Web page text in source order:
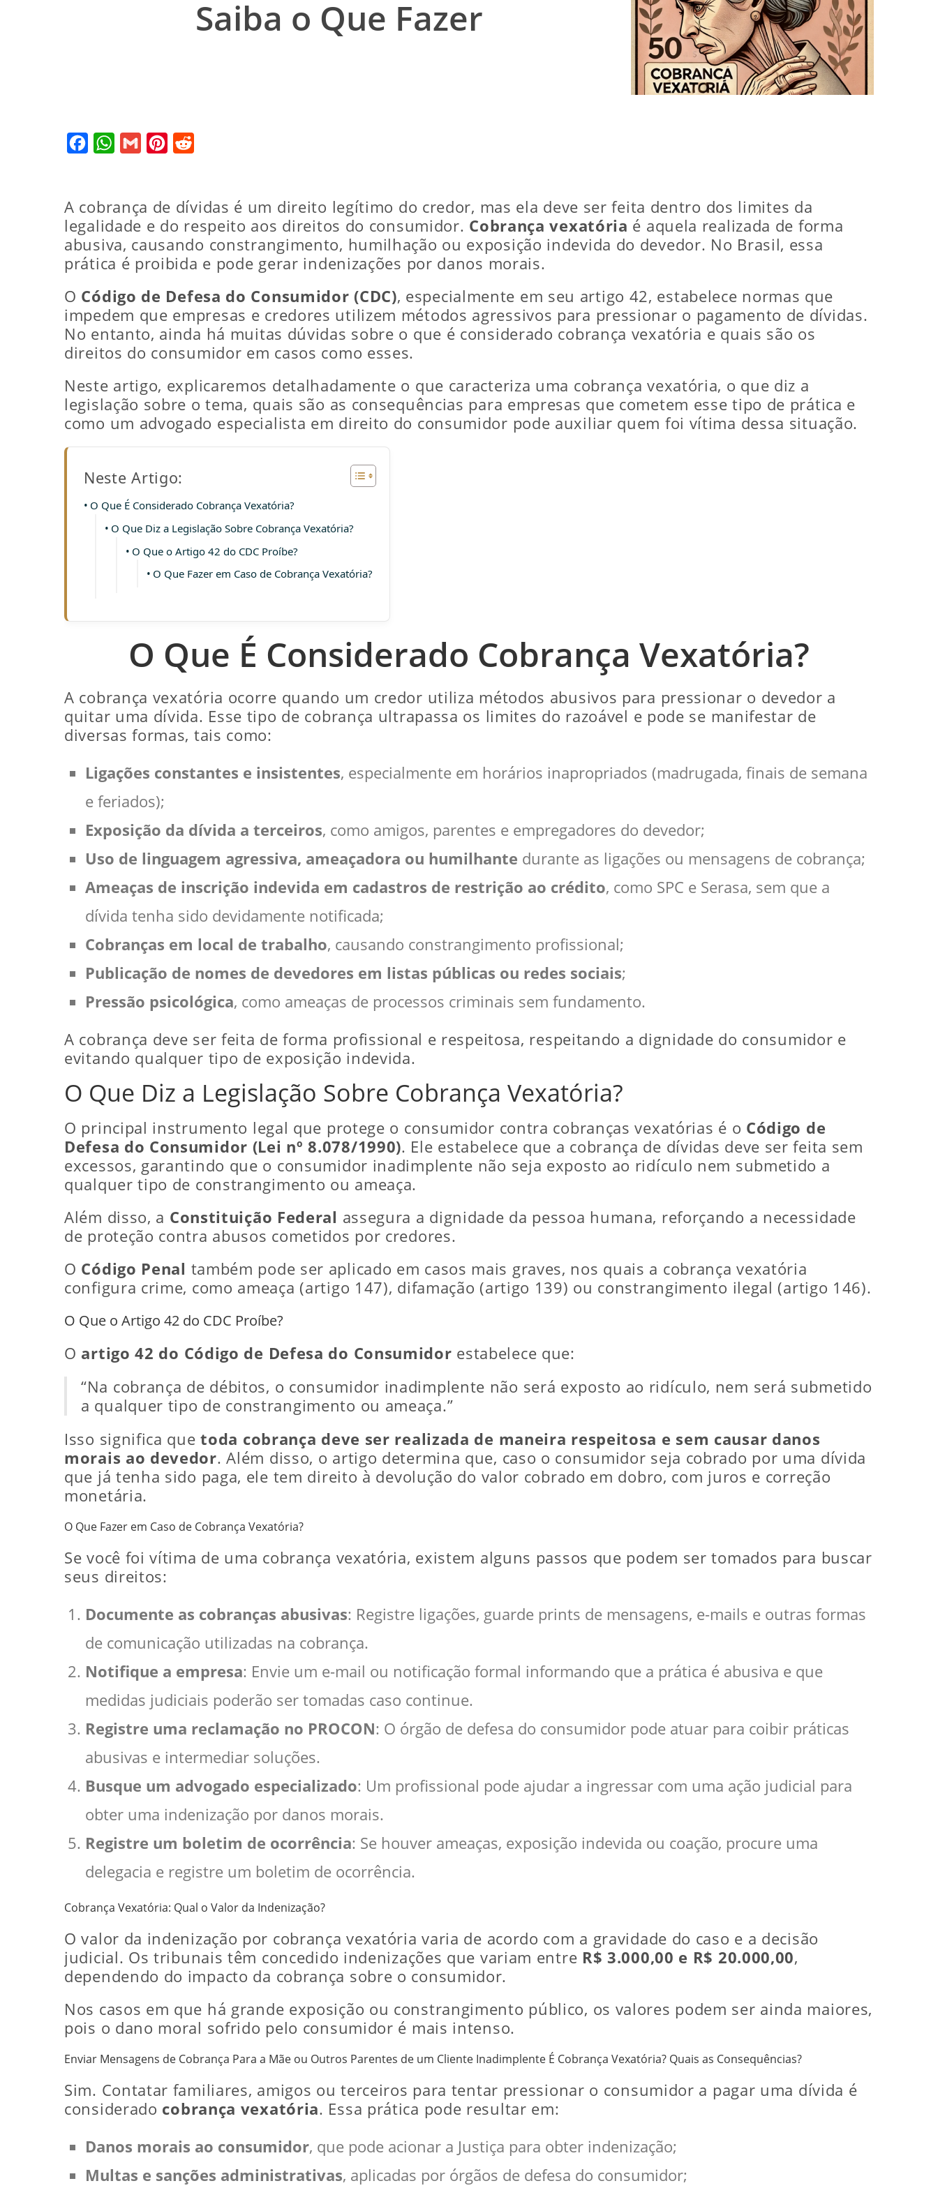
Saiba o Que Fazer
A cobrança de dívidas é um direito legítimo do credor, mas ela deve ser feita dentro dos limites da
legalidade e do respeito aos direitos do consumidor. Cobrança vexatória é aquela realizada de forma
abusiva, causando constrangimento, humilhação ou exposição indevida do devedor. No Brasil, essa
prática é proibida e pode gerar indenizações por danos morais.
O Código de Defesa do Consumidor (CDC), especialmente em seu artigo 42, estabelece normas que
impedem que empresas e credores utilizem métodos agressivos para pressionar o pagamento de dívidas.
No entanto, ainda há muitas dúvidas sobre o que é considerado cobrança vexatória e quais são os
direitos do consumidor em casos como esses.
Neste artigo, explicaremos detalhadamente o que caracteriza uma cobrança vexatória, o que diz a
legislação sobre o tema, quais são as consequências para empresas que cometem esse tipo de prática e
como um advogado especialista em direito do consumidor pode auxiliar quem foi vítima dessa situação.
Neste Artigo:
O Que É Considerado Cobrança Vexatória?
O Que Diz a Legislação Sobre Cobrança Vexatória?
O Que o Artigo 42 do CDC Proíbe?
O Que Fazer em Caso de Cobrança Vexatória?
O Que É Considerado Cobrança Vexatória?
A cobrança vexatória ocorre quando um credor utiliza métodos abusivos para pressionar o devedor a
quitar uma dívida. Esse tipo de cobrança ultrapassa os limites do razoável e pode se manifestar de
diversas formas, tais como:
Ligações constantes e insistentes, especialmente em horários inapropriados (madrugada, finais de semana
e feriados);
Exposição da dívida a terceiros, como amigos, parentes e empregadores do devedor;
Uso de linguagem agressiva, ameaçadora ou humilhante durante as ligações ou mensagens de cobrança;
Ameaças de inscrição indevida em cadastros de restrição ao crédito, como SPC e Serasa, sem que a
dívida tenha sido devidamente notificada;
Cobranças em local de trabalho, causando constrangimento profissional;
Publicação de nomes de devedores em listas públicas ou redes sociais;
Pressão psicológica, como ameaças de processos criminais sem fundamento.
A cobrança deve ser feita de forma profissional e respeitosa, respeitando a dignidade do consumidor e
evitando qualquer tipo de exposição indevida.
O Que Diz a Legislação Sobre Cobrança Vexatória?
O principal instrumento legal que protege o consumidor contra cobranças vexatórias é o Código de
Defesa do Consumidor (Lei nº 8.078/1990). Ele estabelece que a cobrança de dívidas deve ser feita sem
excessos, garantindo que o consumidor inadimplente não seja exposto ao ridículo nem submetido a
qualquer tipo de constrangimento ou ameaça.
Além disso, a Constituição Federal assegura a dignidade da pessoa humana, reforçando a necessidade
de proteção contra abusos cometidos por credores.
O Código Penal também pode ser aplicado em casos mais graves, nos quais a cobrança vexatória
configura crime, como ameaça (artigo 147), difamação (artigo 139) ou constrangimento ilegal (artigo 146).
O Que o Artigo 42 do CDC Proíbe?
O artigo 42 do Código de Defesa do Consumidor estabelece que:
“Na cobrança de débitos, o consumidor inadimplente não será exposto ao ridículo, nem será submetido
a qualquer tipo de constrangimento ou ameaça.”
Isso significa quetoda cobrança deve ser realizada de maneira respeitosa e sem causar danos
morais ao devedor. Além disso, o artigo determina que, caso o consumidor seja cobrado por uma dívida
que já tenha sido paga, ele tem direito à devolução do valor cobrado em dobro, com juros e correção
monetária.
O Que Fazer em Caso de Cobrança Vexatória?
Se você foi vítima de uma cobrança vexatória, existem alguns passos que podem ser tomados para buscar
seus direitos:
Documente as cobranças abusivas: Registre ligações, guarde prints de mensagens, e-mails e outras formas
de comunicação utilizadas na cobrança.
Notifique a empresa: Envie um e-mail ou notificação formal informando que a prática é abusiva e que
medidas judiciais poderão ser tomadas caso continue.
Registre uma reclamação no PROCON: O órgão de defesa do consumidor pode atuar para coibir práticas
abusivas e intermediar soluções.
Busque um advogado especializado: Um profissional pode ajudar a ingressar com uma ação judicial para
obter uma indenização por danos morais.
Registre um boletim de ocorrência: Se houver ameaças, exposição indevida ou coação, procure uma
delegacia e registre um boletim de ocorrência.
Cobrança Vexatória: Qual o Valor da Indenização?
O valor da indenização por cobrança vexatória varia de acordo com a gravidade do caso e a decisão
judicial. Os tribunais têm concedido indenizações que variam entre R$ 3.000,00 e R$ 20.000,00,
dependendo do impacto da cobrança sobre o consumidor.
Nos casos em que há grande exposição ou constrangimento público, os valores podem ser ainda maiores,
pois o dano moral sofrido pelo consumidor é mais intenso.
Enviar Mensagens de Cobrança Para a Mãe ou Outros Parentes de um Cliente Inadimplente É Cobrança Vexatória? Quais as Consequências?
Sim. Contatar familiares, amigos ou terceiros para tentar pressionar o consumidor a pagar uma dívida é
considerado cobrança vexatória. Essa prática pode resultar em:
Danos morais ao consumidor, que pode acionar a Justiça para obter indenização;
Multas e sanções administrativas, aplicadas por órgãos de defesa do consumidor;